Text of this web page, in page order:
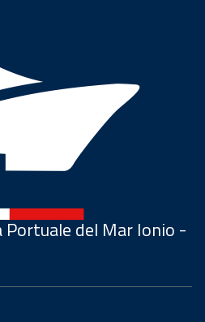
del Mar Ionio -